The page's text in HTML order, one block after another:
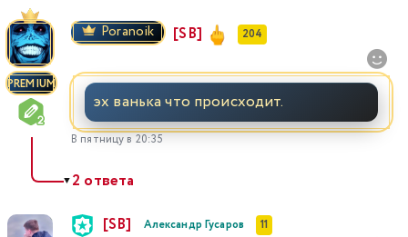
PREMIUM
Poranoik [SB] 204
эх ванька что происходит.
В пятницу в 20:35
▼2 ответа
[SB] Александр Гусаров 11